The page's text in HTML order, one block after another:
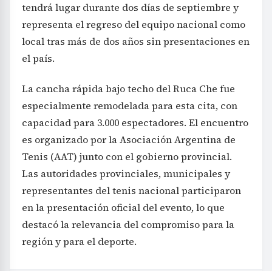
tendrá lugar durante dos días de septiembre y
representa el regreso del equipo nacional como
local tras más de dos años sin presentaciones en
el país.
La cancha rápida bajo techo del Ruca Che fue
especialmente remodelada para esta cita, con
capacidad para 3.000 espectadores. El encuentro
es organizado por la Asociación Argentina de
Tenis (AAT) junto con el gobierno provincial.
Las autoridades provinciales, municipales y
representantes del tenis nacional participaron
en la presentación oficial del evento, lo que
destacó la relevancia del compromiso para la
región y para el deporte.